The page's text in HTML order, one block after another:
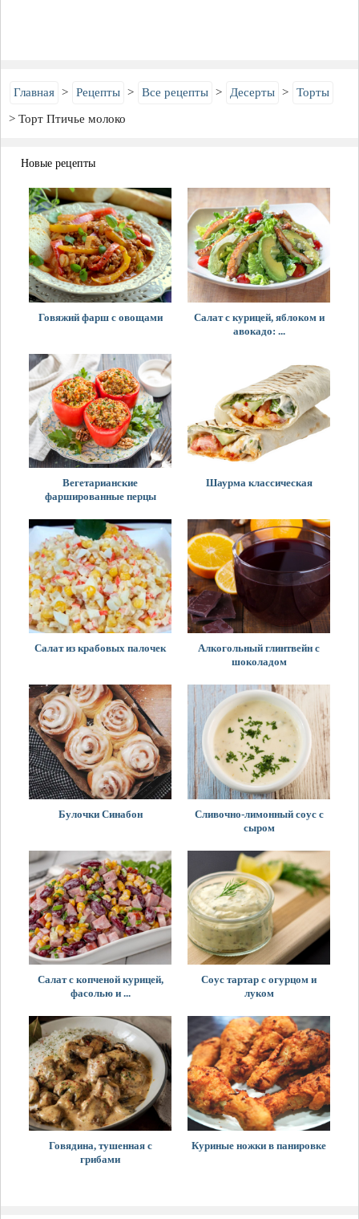
Главная Рецепты Все рецепты Десерты Торты
Торт Птичье молоко
Новые рецепты
Говяжий фарш с овощами
Салат с курицей, яблоком и
авокадо: ...
Вегетарианские
фаршированные перцы
Шаурма классическая
Салат из крабовых палочек
Алкогольный глинтвейн с
шоколадом
Булочки Синабон
Сливочно-лимонный соус с
сыром
Салат с копченой курицей,
фасолью и ...
Соус тартар с огурцом и
луком
Говядина, тушенная с
грибами
Куриные ножки в панировке